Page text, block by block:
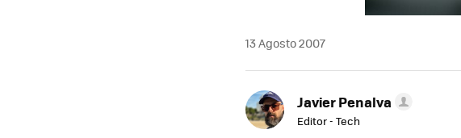
13 Agosto 2007
Javier Penalva
Editor - Tech